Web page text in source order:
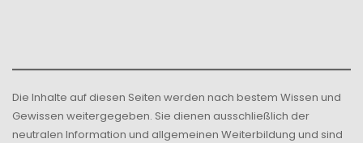
Die Inhalte auf diesen Seiten werden nach bestem Wissen und
Gewissen weitergegeben. Sie dienen ausschließlich der
neutralen Information und allgemeinen Weiterbildung und sind